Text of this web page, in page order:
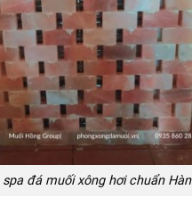
spa đá muối xông hơi chuẩn Hàn